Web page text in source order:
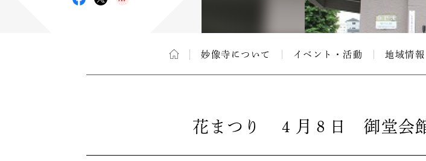
妙像寺について イベント・活動 地域情報
花まつり ４月８日 御堂会